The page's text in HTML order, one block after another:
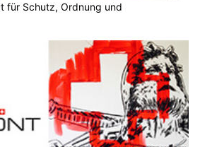
für Schutz, Ordnung und